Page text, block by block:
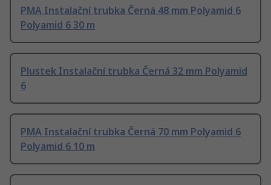
PMA Instalační trubka Černá 48 mm Polyamid 6
Polyamid 6 30 m
Plustek Instalační trubka Černá 32 mm Polyamid
6
PMA Instalační trubka Černá 70 mm Polyamid 6
Polyamid 6 10 m